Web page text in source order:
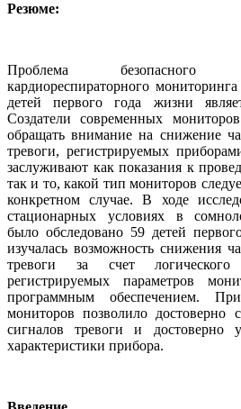
Резюме:
Проблема безопасного
кардиореспираторного
детей первого года жизни
Создатели современных
обращать внимание на снижение
тревоги, регистрируемых
заслуживают как показания к
так и то, какой тип мониторов
конкретном случае. В ходе
стационарных условиях в
было обследовано 59 детей
изучалась возможность снижения
тревоги за счет логического
регистрируемых параметров
программным обеспечением.
мониторов позволило достоверно
сигналов тревоги и достоверно
характеристики прибора.